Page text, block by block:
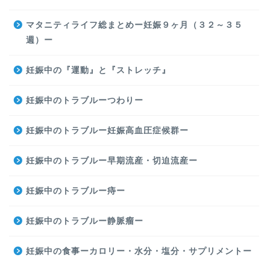
マタニティライフ総まとめー妊娠９ヶ月（３２～３５
週）ー
妊娠中の『運動』と『ストレッチ』
妊娠中のトラブルーつわりー
妊娠中のトラブルー妊娠高血圧症候群ー
妊娠中のトラブルー早期流産・切迫流産ー
妊娠中のトラブルー痔ー
妊娠中のトラブルー静脈瘤ー
妊娠中の食事ーカロリー・水分・塩分・サプリメントー